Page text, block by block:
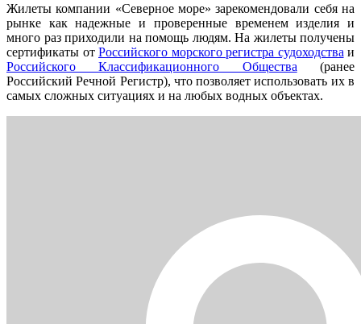
Жилеты компании «Северное море» зарекомендовали себя на
рынке как надежные и проверенные временем изделия и
много раз приходили на помощь людям. На жилеты получены
сертификаты от Российского морского регистра судоходства и
Российского Классификационного Общества (ранее
Российский Речной Регистр), что позволяет использовать их в
самых сложных ситуациях и на любых водных объектах.